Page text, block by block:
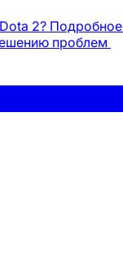
2?
проблем